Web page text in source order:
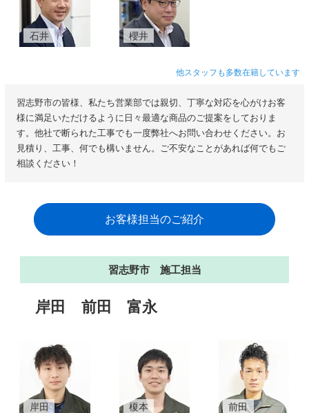
石井 櫻井
他スタッフも多数在籍しています
習志野市の皆様、私たち営業部では親切、丁寧な対応を心がけお客
様に満足いただけるように日々最適な商品のご提案をしておりま
す。他社で断られた工事でも一度弊社へお問い合わせください。お
見積り、工事、何でも構いません。ご不安なことがあれば何でもご
相談ください！
お客様担当のご紹介
習志野市 施工担当
岸田 前田 富永
岸田 榎本 前田